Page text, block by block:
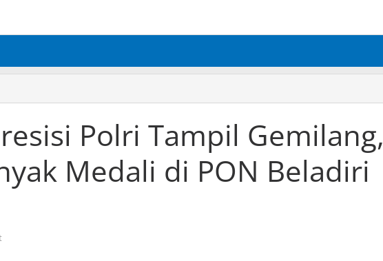
Gemilang,
Medali
Polri Tampil Gemilang,
Medali di PON Beladiri